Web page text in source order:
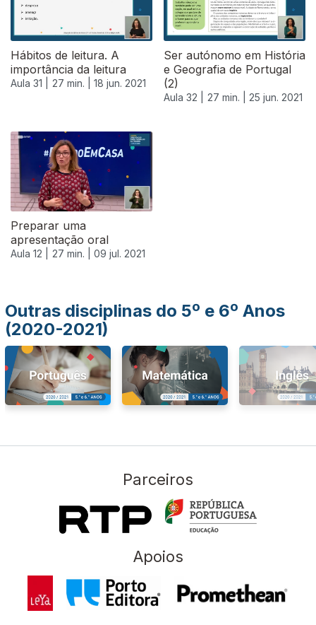
Hábitos de leitura. A
importância da leitura
Aula 31 | 27 min. | 18 jun. 2021
Ser autónomo em História
e Geografia de Portugal
(2)
Aula 32 | 27 min. | 25 jun. 2021
Preparar uma
apresentação oral
Aula 12 | 27 min. | 09 jul. 2021
556631
Outras disciplinas do 5º e 6º Anos
(2020-2021)
Parceiros
Apoios